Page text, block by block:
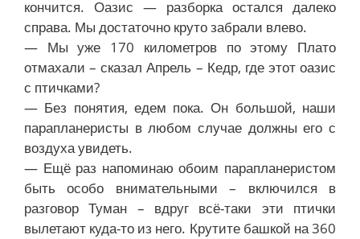
кончится. Оазис — разборка остался далеко
справа. Мы достаточно круто забрали влево.
— Мы уже 170 километров по этому Плато
отмахали – сказал Апрель – Кедр, где этот оазис
с птичками?
— Без понятия, едем пока. Он большой, наши
парапланеристы в любом случае должны его с
воздуха увидеть.
— Ещё раз напоминаю обоим парапланеристом
быть особо внимательными – включился в
разговор Туман – вдруг всё-таки эти птички
вылетают куда-то из него. Крутите башкой на 360